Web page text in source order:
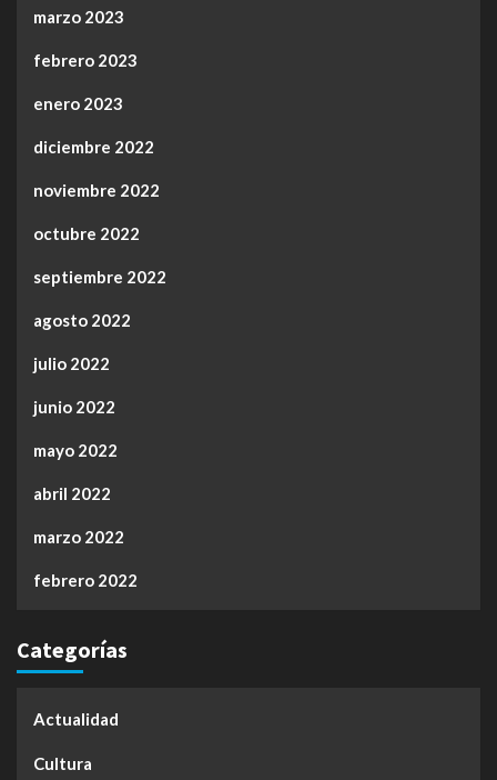
marzo 2023
febrero 2023
enero 2023
diciembre 2022
noviembre 2022
octubre 2022
septiembre 2022
agosto 2022
julio 2022
junio 2022
mayo 2022
abril 2022
marzo 2022
febrero 2022
Categorías
Actualidad
Cultura